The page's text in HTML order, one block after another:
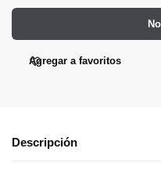
Agregar a favoritos
Descripción